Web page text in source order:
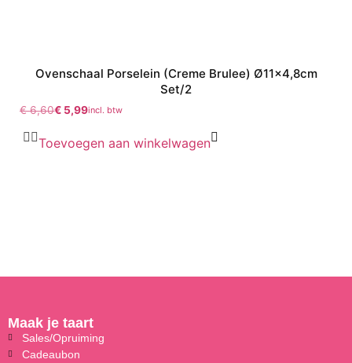
Ovenschaal Porselein (Creme Brulee) Ø11×4,8cm
Set/2
€6,60€ 5,99incl. btw
Toevoegen aan winkelwagen
Maak je taart
Sales/Opruiming
Cadeaubon